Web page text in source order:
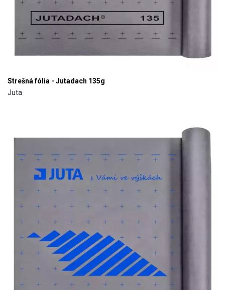
Strešná fólia - Jutadach 135g
Juta